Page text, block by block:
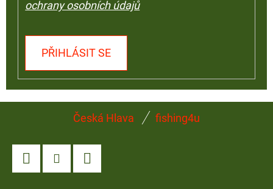
ochrany osobních údajů
PŘIHLÁSIT SE
Česká Hlava fishing4u